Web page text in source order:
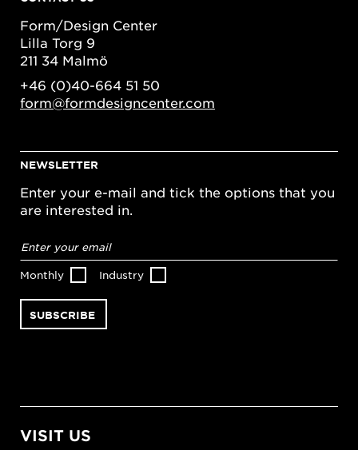
Form/Design Center
Lilla Torg 9
211 34 Malmö
+46 (0)40-664 51 50
form@formdesigncenter.com
NEWSLETTER
Enter your e-mail and tick the options that you
are interested in.
address*
Monthly Industry
VISIT US